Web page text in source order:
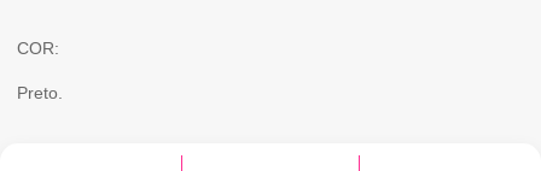
COR:
Preto.